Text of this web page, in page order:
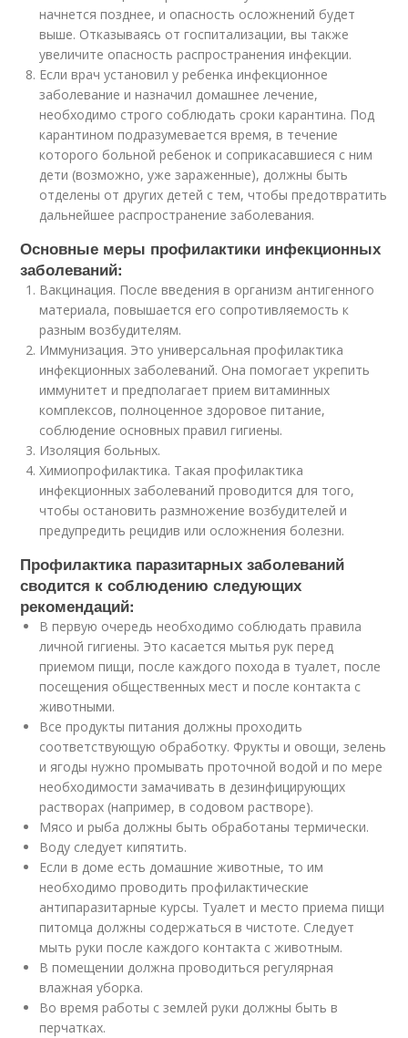
начнется позднее, и опасность осложнений будет
выше. Отказываясь от госпитализации, вы также
увеличите опасность распространения инфекции.
Если врач установил у ребенка инфекционное
заболевание и назначил домашнее лечение,
необходимо строго соблюдать сроки карантина. Под
карантином подразумевается время, в течение
которого больной ребенок и соприкасавшиеся с ним
дети (возможно, уже зараженные), должны быть
отделены от других детей с тем, чтобы предотвратить
дальнейшее распространение заболевания.
Основные меры профилактики инфекционных
заболеваний:
Вакцинация. После введения в организм антигенного
материала, повышается его сопротивляемость к
разным возбудителям.
Иммунизация. Это универсальная профилактика
инфекционных заболеваний. Она помогает укрепить
иммунитет и предполагает прием витаминных
комплексов, полноценное здоровое питание,
соблюдение основных правил гигиены.
Изоляция больных.
Химиопрофилактика. Такая профилактика
инфекционных заболеваний проводится для того,
чтобы остановить размножение возбудителей и
предупредить рецидив или осложнения болезни.
Профилактика паразитарных заболеваний
сводится к соблюдению следующих
рекомендаций:
В первую очередь необходимо соблюдать правила
личной гигиены. Это касается мытья рук перед
приемом пищи, после каждого похода в туалет, после
посещения общественных мест и после контакта с
животными.
Все продукты питания должны проходить
соответствующую обработку. Фрукты и овощи, зелень
и ягоды нужно промывать проточной водой и по мере
необходимости замачивать в дезинфицирующих
растворах (например, в содовом растворе).
Мясо и рыба должны быть обработаны термически.
Воду следует кипятить.
Если в доме есть домашние животные, то им
необходимо проводить профилактические
антипаразитарные курсы. Туалет и место приема пищи
питомца должны содержаться в чистоте. Следует
мыть руки после каждого контакта с животным.
В помещении должна проводиться регулярная
влажная уборка.
Во время работы с землей руки должны быть в
перчатках.